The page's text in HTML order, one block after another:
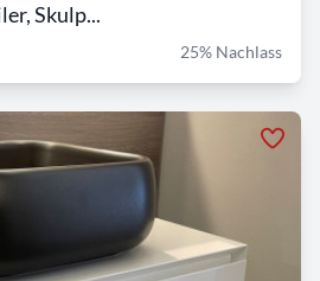
Skulp...
25% Nachlass